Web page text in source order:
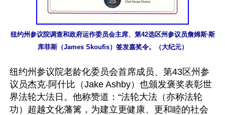
纽约州参议院调查和政府运作委员会主席、第42选区州参议员詹姆斯‧斯
库菲斯（James Skoufis）签发嘉奖令。（大纪元）
纽约州参议院老龄化委员会首席成员、第43区州参
议员杰克‧阿什比（Jake Ashby）也颁发褒奖表彰世
界法轮大法日。他称赞道：“法轮大法（亦称法轮
功）超越文化藩篱，为建立更健康、更和睦的社会